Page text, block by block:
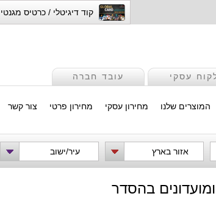
קוד דיגיטלי / כרטיס
עסקי עובד חברה
המוצרים שלנו מחירון עסקי מחירון פרטי צור קשר
אזור בארץ עיר/ישוב
בהסדר